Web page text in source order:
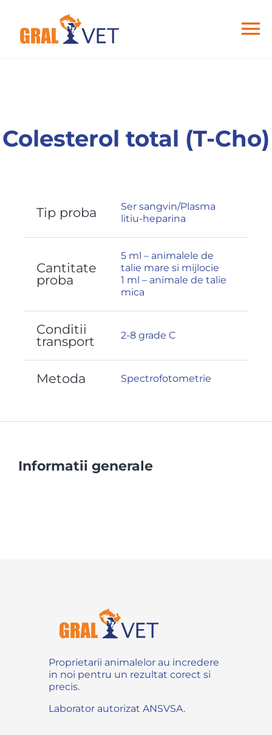
content
Contact
Colesterol total (T-Cho)
Tip proba
Ser sangvin/Plasma
litiu-heparina
Cantitate
proba
5 ml – animalele de
talie mare si mijlocie
1 ml – animale de talie
mica
Conditii
transport
2-8 grade C
Metoda Spectrofotometrie
Informatii generale
Proprietarii animalelor au incredere
in noi pentru un rezultat corect si
precis.
Laborator autorizat ANSVSA.